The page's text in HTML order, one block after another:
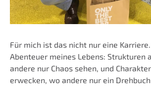
Für mich ist das nicht nur eine
Abenteuer meines Lebens: Strukturen
andere nur Chaos sehen, und
erwecken, wo andere nur ein